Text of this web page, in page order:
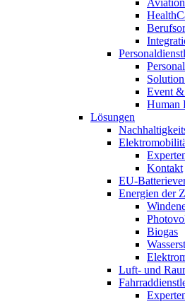
Event
Human
Lösungen
Kontakt
EU-
Energien der
Biogas
Luft- und